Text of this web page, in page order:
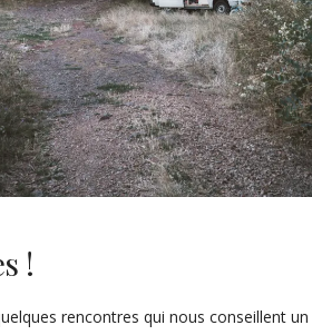
!
rencontres qui nous conseillent un